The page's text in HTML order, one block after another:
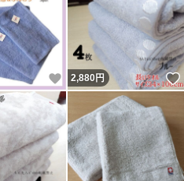
いいね！
2,880円